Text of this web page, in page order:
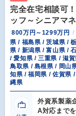
完全在宅相談可
ッフ～シニアマ
800万円～1299万円
県 / 福島県 / 茨城県 /
県 / 新潟県 / 富山県 /
/ 愛知県 / 三重県 / 滋
鳥取県 / 島根県 / 岡山
知県 / 福岡県 / 佐賀県
縄県
外資系製薬
A対応まで